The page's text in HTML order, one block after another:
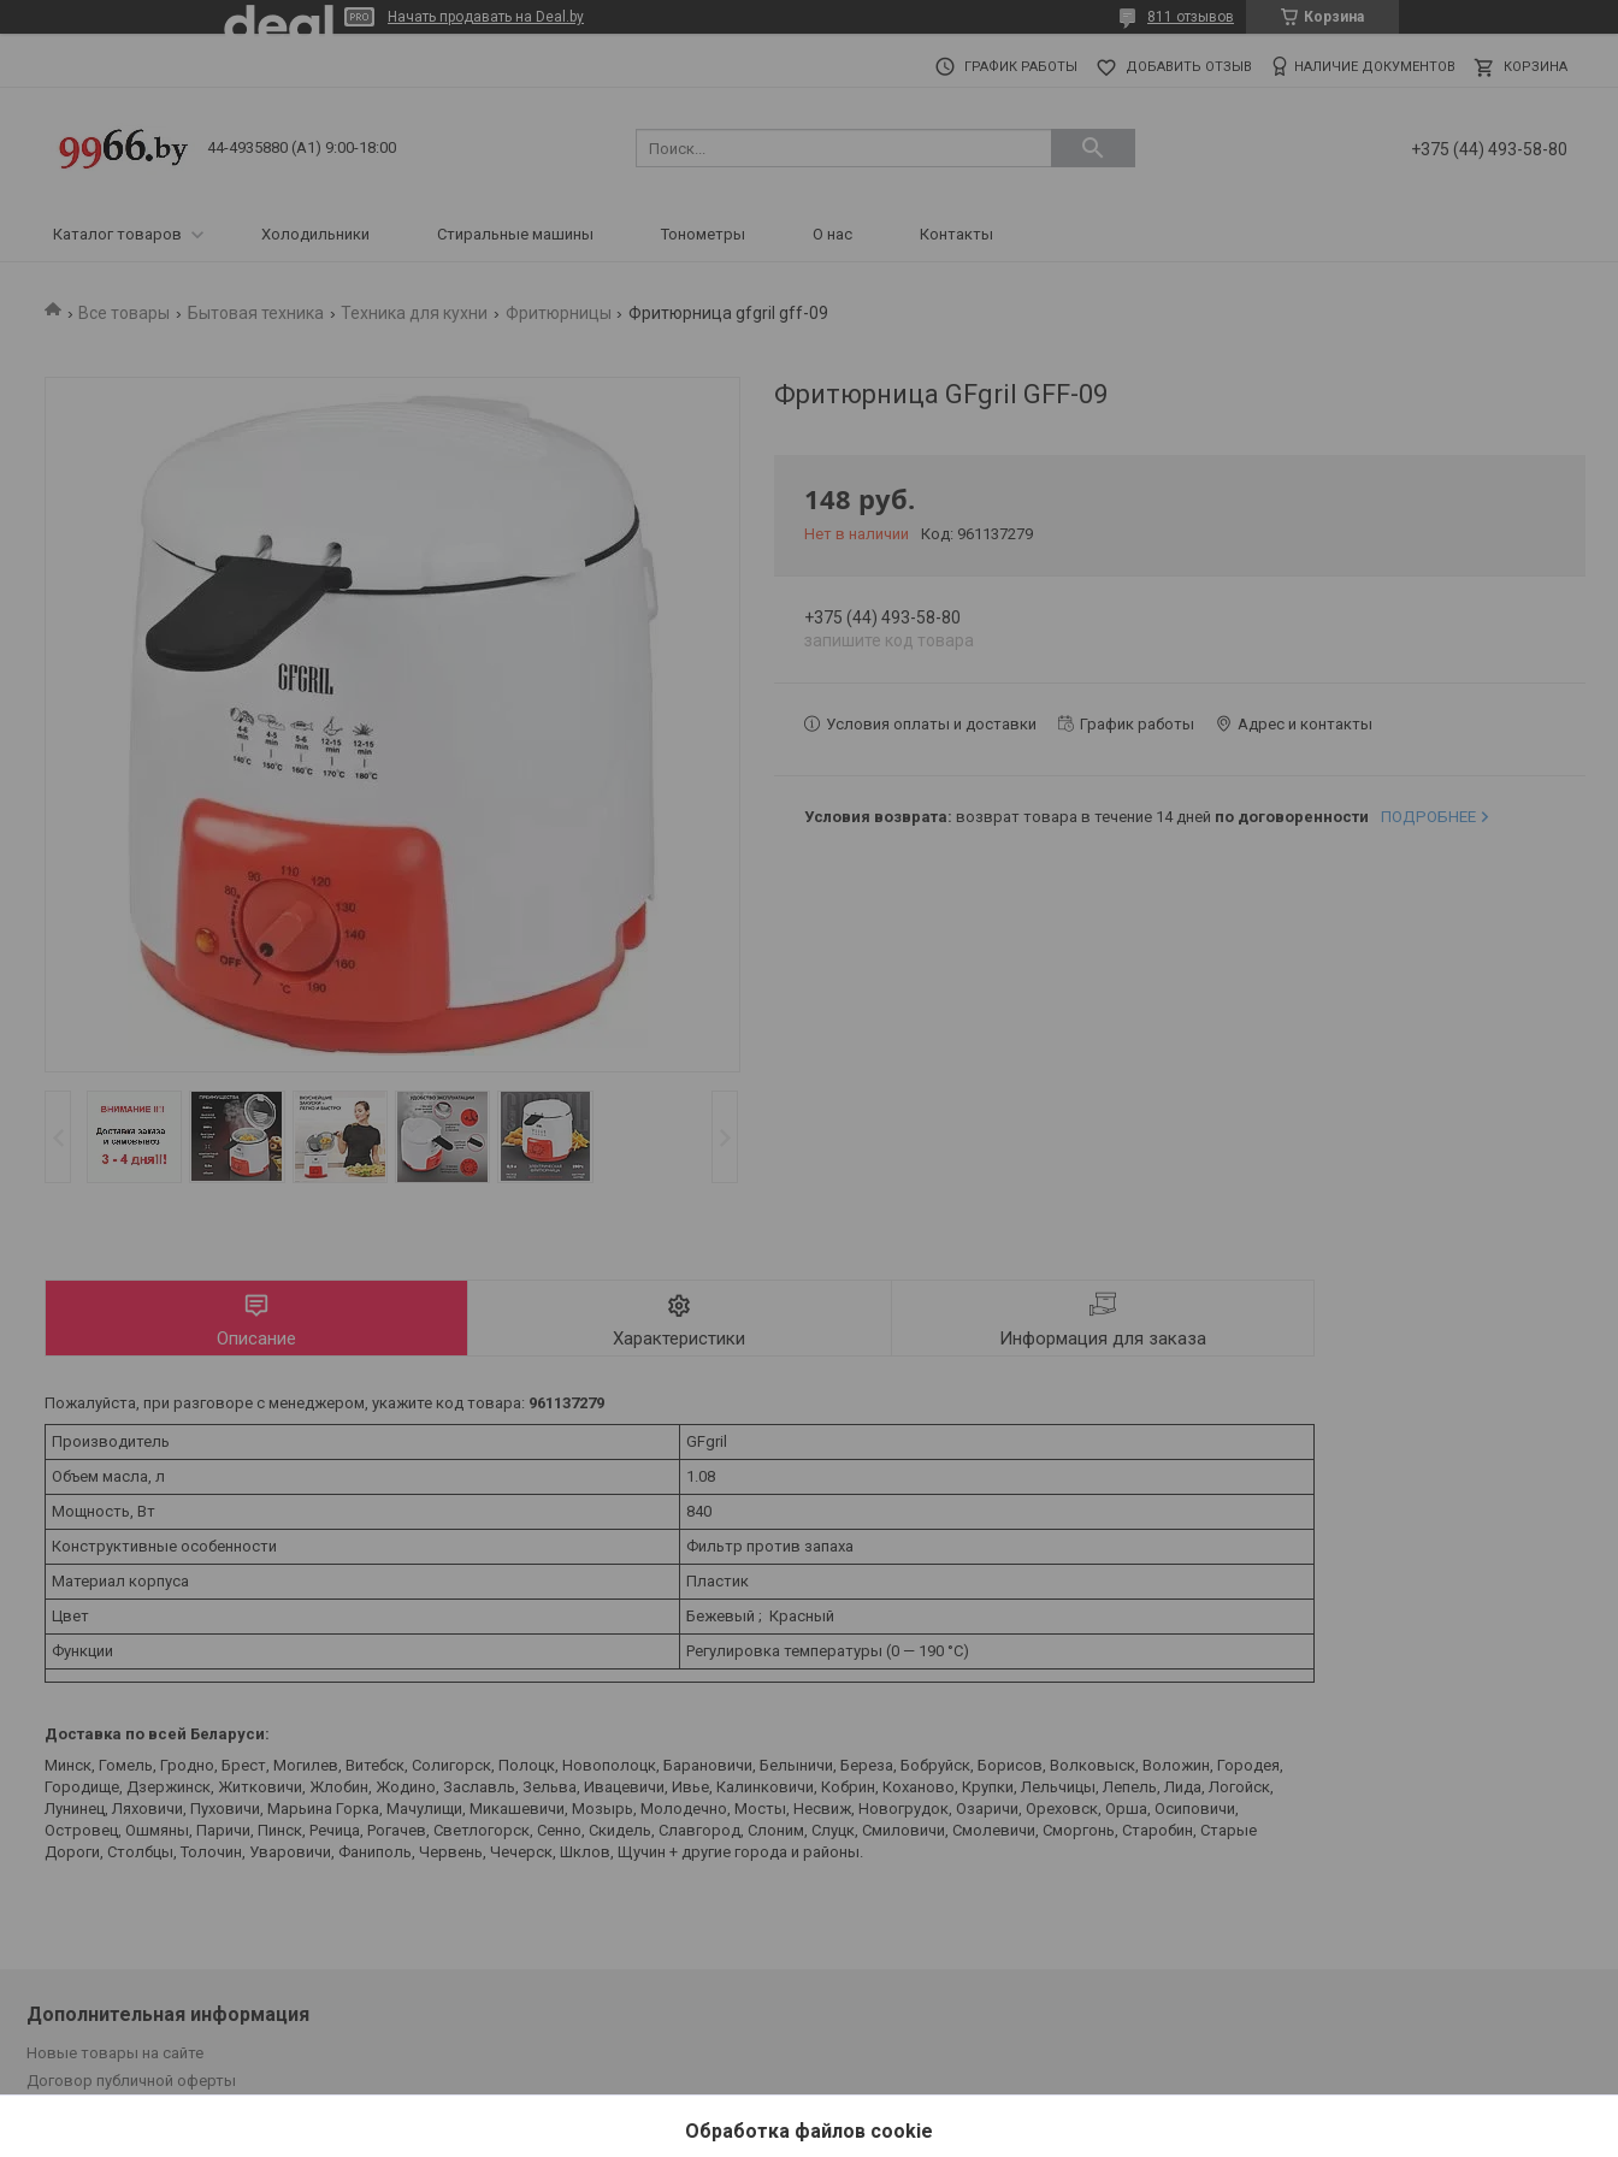
Начать продавать на Deal.by Корзина
811 отзывов
ГРАФИК РАБОТЫ ДОБАВИТЬ ОТЗЫВ НАЛИЧИЕ ДОКУМЕНТОВ КОРЗИНА
44-4935880 (A1) 9:00-18:00 +375 (44) 493-58-80
Каталог товаров Холодильники Стиральные машины Тонометры О нас Контакты
Все товары Бытовая техника Техника для кухни Фритюрницы Фритюрница gfgril gff-09
Фритюрница GFgril GFF-09
148 руб.
Нет в наличии Код: 961137279
+375 (44) 493-58-80
запишите код товара
Условия оплаты и доставки График работы Адрес и контакты
возврат товара в течение 14 дней по договоренности ПОДРОБНЕЕ
Описание Характеристики Информация для заказа
Пожалуйста, при разговоре с менеджером, укажите код товара: 961137279
Производитель
GFgril
Объем масла, л
1.08
Мощность, Вт
840
Конструктивные особенности
Фильтр против запаха
Материал корпуса
Пластик
Цвет
Бежевый ; Красный
Функции
Регулировка температуры (0 — 190 °C)
Доставка по всей Беларуси:
Минск, Гомель, Гродно, Брест, Могилев, Витебск, Солигорск, Полоцк, Новополоцк, Барановичи, Белыничи, Береза, Бобруйск, Борисов, Волковыск, Воложин, Городея,
Городище, Дзержинск, Житковичи, Жлобин, Жодино, Заславль, Зельва, Ивацевичи, Ивье, Калинковичи, Кобрин, Коханово, Крупки, Лельчицы, Лепель, Лида, Логойск,
Лунинец, Ляховичи, Пуховичи, Марьина Горка, Мачулищи, Микашевичи, Мозырь, Молодечно, Мосты, Несвиж, Новогрудок, Озаричи, Ореховск, Орша, Осиповичи,
Островец, Ошмяны, Паричи, Пинск, Речица, Рогачев, Светлогорск, Сенно, Скидель, Славгород, Слоним, Слуцк, Смиловичи, Смолевичи, Сморгонь, Старобин, Старые
Дороги, Столбцы, Толочин, Уваровичи, Фаниполь, Червень, Чечерск, Шклов, Щучин + другие города и районы.
Дополнительная информация
Новые товары на сайте
Договор публичной оферты
Обработка файлов cookie